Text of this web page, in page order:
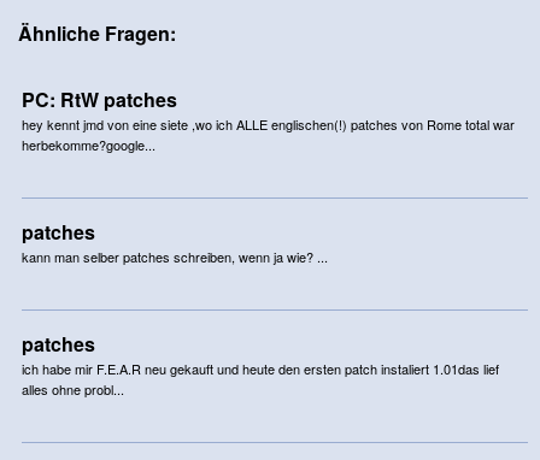
Ähnliche Fragen:
PC: RtW patches
hey kennt jmd von eine siete ,wo ich ALLE englischen(!) patches von Rome total war
herbekomme?google...
patches
kann man selber patches schreiben, wenn ja wie? ...
patches
ich habe mir F.E.A.R neu gekauft und heute den ersten patch instaliert 1.01das lief
alles ohne probl...